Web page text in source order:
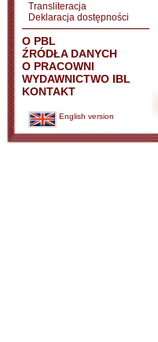
Transliteracja
Deklaracja dostępności
O PBL
ŹRÓDŁA DANYCH
O PRACOWNI
WYDAWNICTWO IBL
KONTAKT
English version